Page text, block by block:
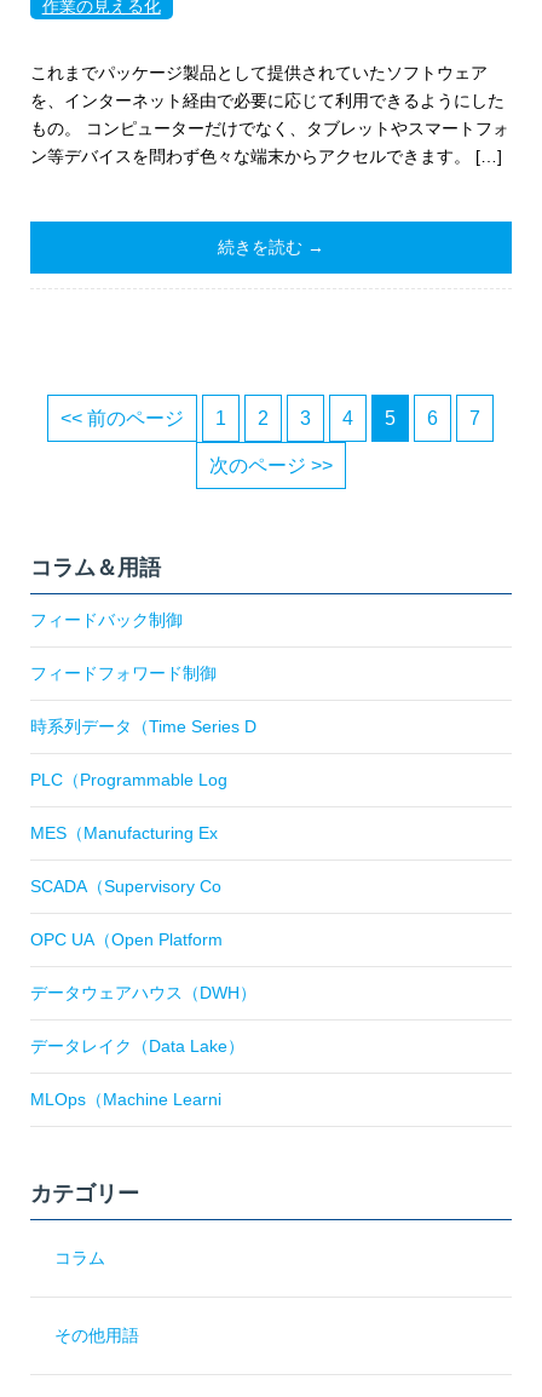
作業の見える化
これまでパッケージ製品として提供されていたソフトウェア
を、インターネット経由で必要に応じて利用できるようにした
もの。 コンピューターだけでなく、タブレットやスマートフォ
ン等デバイスを問わず色々な端末からアクセルできます。 […]
続きを読む →
<< 前のページ 1 2 3 4 5 6 7
次のページ >>
コラム＆用語
フィードバック制御
フィードフォワード制御
時系列データ（Time Series D
PLC（Programmable Log
MES（Manufacturing Ex
SCADA（Supervisory Co
OPC UA（Open Platform
データウェアハウス（DWH）
データレイク（Data Lake）
MLOps（Machine Learni
カテゴリー
コラム
その他用語